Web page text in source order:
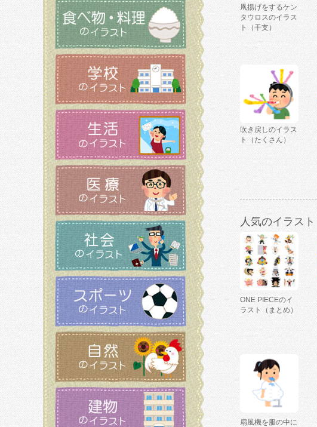
凧揚げをするケン
タウロスのイラス
ト（干支）
吹き戻しのイラス
ト（たくさん）
人気のイラスト
ONE PIECEのイ
ラスト（まとめ）
扇風機を服の中に